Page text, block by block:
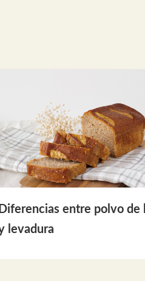
entre polvo de
levadura